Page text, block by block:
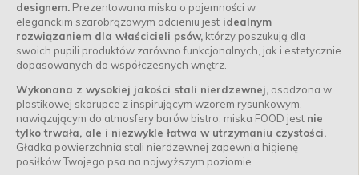
designem. Prezentowana miska o pojemności w
eleganckim szarobrązowym odcieniu jest idealnym
rozwiązaniem dla właścicieli psów, którzy poszukują dla
swoich pupili produktów zarówno funkcjonalnych, jak i estetycznie
dopasowanych do współczesnych wnętrz.
Wykonana z wysokiej jakości stali nierdzewnej, osadzona w
plastikowej skorupce z inspirującym wzorem rysunkowym,
nawiązującym do atmosfery barów bistro, miska FOOD jest nie
tylko trwała, ale i niezwykle łatwa w utrzymaniu czystości.
Gładka powierzchnia stali nierdzewnej zapewnia higienę
posiłków Twojego psa na najwyższym poziomie.